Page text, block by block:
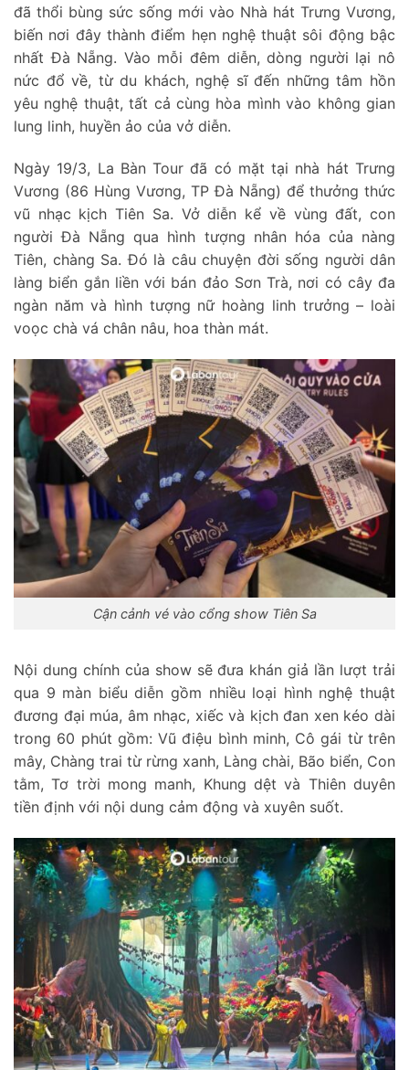
đã thổi bùng sức sống mới vào Nhà hát Trưng Vương,
biến nơi đây thành điểm hẹn nghệ thuật sôi động bậc
nhất Đà Nẵng. Vào mỗi đêm diễn, dòng người lại nô
nức đổ về, từ du khách, nghệ sĩ đến những tâm hồn
yêu nghệ thuật, tất cả cùng hòa mình vào không gian
lung linh, huyền ảo của vở diễn.
Ngày 19/3, La Bàn Tour đã có mặt tại nhà hát Trưng
Vương (86 Hùng Vương, TP Đà Nẵng) để thưởng thức
vũ nhạc kịch Tiên Sa. Vở diễn kể về vùng đất, con
người Đà Nẵng qua hình tượng nhân hóa của nàng
Tiên, chàng Sa. Đó là câu chuyện đời sống người dân
làng biển gắn liền với bán đảo Sơn Trà, nơi có cây đa
ngàn năm và hình tượng nữ hoàng linh trưởng – loài
voọc chà vá chân nâu, hoa thàn mát.
Cận cảnh vé vào cổng show Tiên Sa
Nội dung chính của show sẽ đưa khán giả lần lượt trải
qua 9 màn biểu diễn gồm nhiều loại hình nghệ thuật
đương đại múa, âm nhạc, xiếc và kịch đan xen kéo dài
trong 60 phút gồm: Vũ điệu bình minh, Cô gái từ trên
mây, Chàng trai từ rừng xanh, Làng chài, Bão biển, Con
tằm, Tơ trời mong manh, Khung dệt và Thiên duyên
tiền định với nội dung cảm động và xuyên suốt.